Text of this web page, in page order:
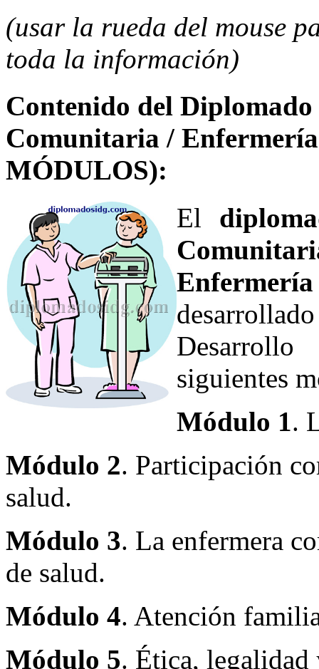
(usar la rueda del mouse
toda la información)
Contenido del
Comunitaria /
MÓDULOS):
El
siguientes
Módulo 1.
Módulo 2. Participación
salud.
Módulo 3. La enfermera
de salud.
Módulo 4. Atención
Módulo 5. Ética, legalidad